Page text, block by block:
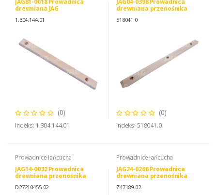
JAG81-0018 Prowadnica
drewniana JAG
1.304.144.01
(0)
Indeks: 1.304.144.01
JAG04-0398 Prowadnica
drewniana przenośnika
0005180410 0026839990
518041.0
(0)
Indeks: 518041.0
Prowadnice łańcucha
JAG14-0032 Prowadnica
drewniana przenośnika
D27210455.02
Prowadnice łańcucha
JAG24-0268 Prowadnica
drewniana przenośnika
Z47189.02